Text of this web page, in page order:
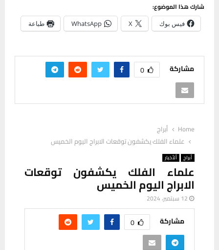
شارك هذا الموضوع:
فيس بوك X
WhatsApp طباعة
مشاركة 0
Home
أبراج
علماء الفلك يكشفون توقعات الابراج اليوم الخميس
أبراج ألأخبار
علماء الفلك يكشفون توقعات
الابراج اليوم الخميس
12 سبتمبر، 2024
مشاركة 0